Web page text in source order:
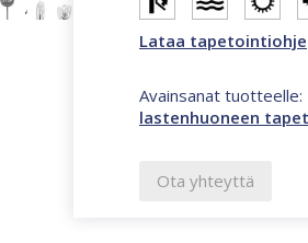
Lataa tapetointiohje
Avainsanat tuotteelle:
lastenhuoneen
Ota yhteyttä